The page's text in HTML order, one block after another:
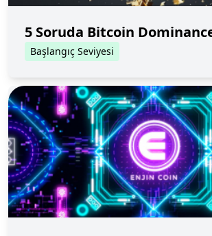
5 Soruda Bitcoin
Başlangıç Seviyesi